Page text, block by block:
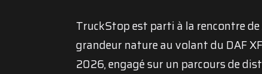
TruckStop est parti à la rencontre
grandeur nature au volant du DAF
2026, engagé sur un parcours de